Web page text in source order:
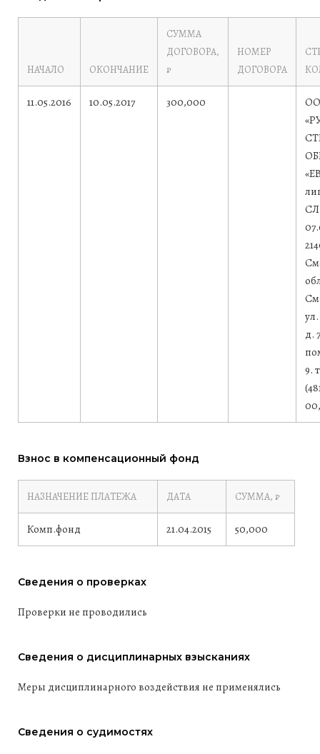
НАЧАЛО ОКОНЧАНИЕ
СУММА
ДОГОВОРА,
₽
НОМЕР
ДОГОВОРА
11.05.2016 10.05.2017 300,000
СЛ
д.
9.
00,
Взнос в компенсационный фонд
НАЗНАЧЕНИЕ ПЛАТЕЖА ДАТА СУММА, ₽
Комп.фонд 21.04.2015 50,000
Сведения о проверках
Проверки не проводились
Сведения о дисциплинарных взысканиях
Меры дисциплинарного воздействия не применялись
Сведения о судимостях